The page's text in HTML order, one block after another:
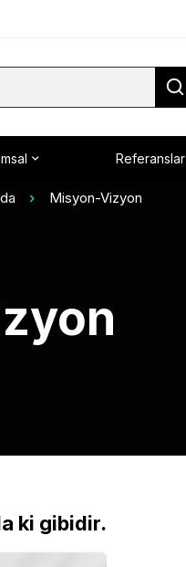
Referanslar
Misyon-Vizyon
ki gibidir.